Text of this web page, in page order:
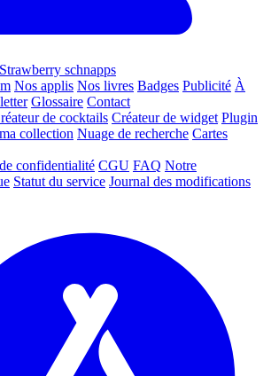
schnapps
Nos applis Nos livres Badges Publicité À
Glossaire Contact
de cocktails Créateur de widget Plugin
collection Nuage de recherche Cartes
confidentialité CGU FAQ Notre
Statut du service Journal des modifications